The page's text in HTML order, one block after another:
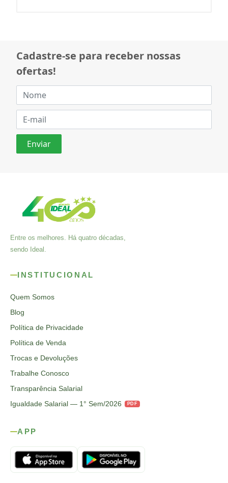
Cadastre-se para receber nossas
ofertas!
Entre os melhores. Há quatro décadas,
sendo Ideal.
INSTITUCIONAL
Quem Somos
Blog
Política de Privacidade
Política de Venda
Trocas e Devoluções
Trabalhe Conosco
Transparência Salarial
Igualdade Salarial — 1° Sem/2026
PDF
APP